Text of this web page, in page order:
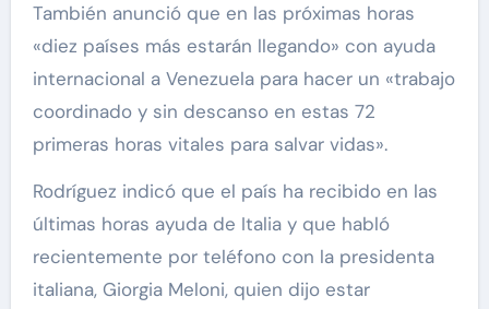
También anunció que en las próximas horas
«diez países más estarán llegando» con ayuda
internacional a Venezuela para hacer un «trabajo
coordinado y sin descanso en estas 72
primeras horas vitales para salvar vidas».
Rodríguez indicó que el país ha recibido en las
últimas horas ayuda de Italia y que habló
recientemente por teléfono con la presidenta
italiana, Giorgia Meloni, quien dijo estar